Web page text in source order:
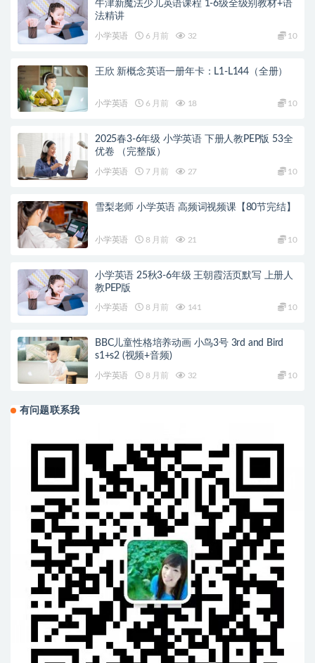
牛津新魔法少儿英语课程 1-6级全级别教材+语
法精讲
小学英语 6 月前 32 10
王欣 新概念英语一册年卡：L1-L144（全册）
小学英语 6 月前 18 10
2025春3-6年级 小学英语 下册人教PEP版 53全
优卷 （完整版）
小学英语 7 月前 27 10
雪梨老师 小学英语 高频词视频课【80节完结】
小学英语 8 月前 21 10
小学英语 25秋3-6年级 王朝霞活页默写 上册人
教PEP版
小学英语 8 月前 141 10
BBC儿童性格培养动画 小鸟3号 3rd and Bird
s1+s2 (视频+音频)
小学英语 8 月前 32 10
有问题联系我